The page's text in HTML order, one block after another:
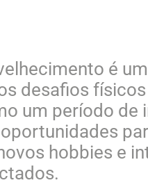
é
desafios
um período de
hobbies e